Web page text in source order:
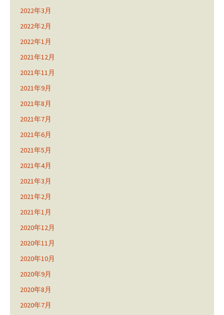
2022年3月
2022年2月
2022年1月
2021年12月
2021年11月
2021年9月
2021年8月
2021年7月
2021年6月
2021年5月
2021年4月
2021年3月
2021年2月
2021年1月
2020年12月
2020年11月
2020年10月
2020年9月
2020年8月
2020年7月